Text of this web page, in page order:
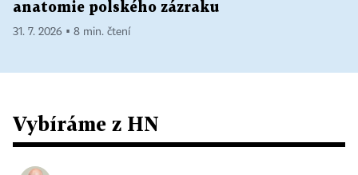
anatomie polského zázraku
31. 7. 2026 ▪ 8 min. čtení
Vybíráme z HN